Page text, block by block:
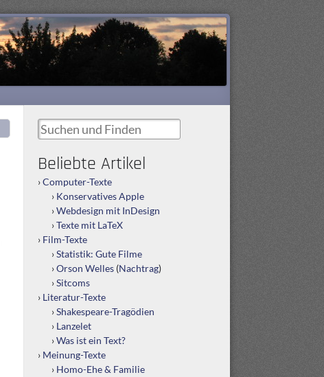
Suchen und Finden
Beliebte Artikel
Computer-Texte
Konservatives Apple
Webdesign mit InDesign
Texte mit LaTeX
Film-Texte
Statistik: Gute Filme
Orson Welles (Nachtrag)
Sitcoms
Literatur-Texte
Shakespeare-Tragödien
Lanzelet
Was ist ein Text?
Meinung-Texte
Homo-Ehe & Familie